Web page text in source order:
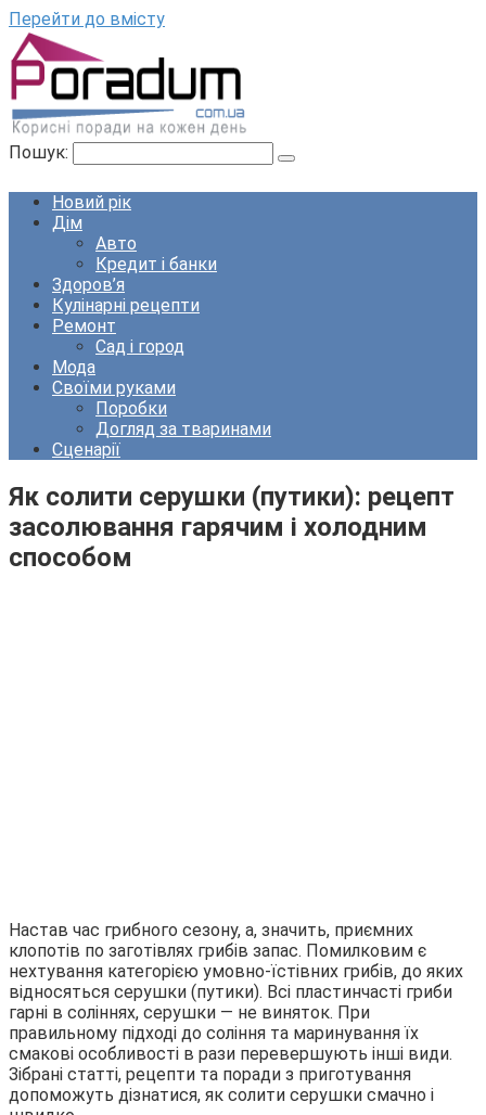
Перейти до вмісту
Пошук:
Новий рік
Дім
Авто
Кредит і банки
Здоров’я
Кулінарні рецепти
Ремонт
Сад і город
Мода
Своїми руками
Поробки
Догляд за тваринами
Сценарії
Як солити серушки (путики): рецепт
засолювання гарячим і холодним
способом
Настав час грибного сезону, а, значить, приємних
клопотів по заготівлях грибів запас. Помилковим є
нехтування категорією умовно-їстівних грибів, до яких
відносяться серушки (путики). Всі пластинчасті гриби
гарні в соліннях, серушки — не виняток. При
правильному підході до соління та маринування їх
смакові особливості в рази перевершують інші види.
Зібрані статті, рецепти та поради з приготування
допоможуть дізнатися, як солити серушки смачно і